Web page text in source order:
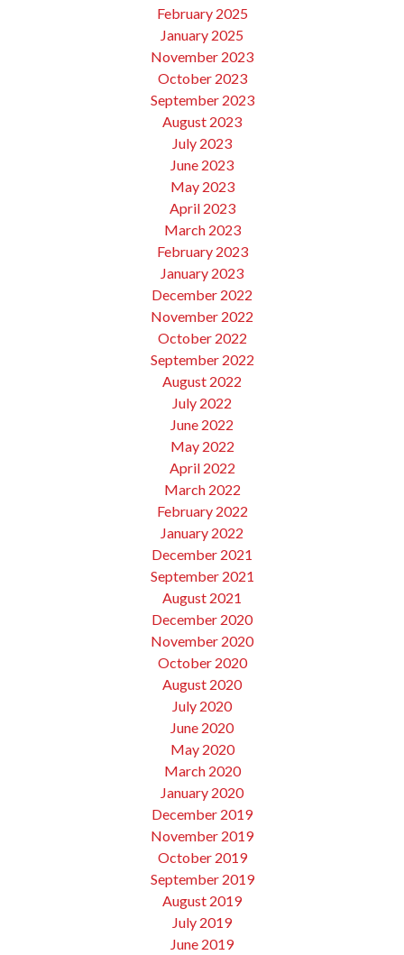
February 2025
January 2025
November 2023
October 2023
September 2023
August 2023
July 2023
June 2023
May 2023
April 2023
March 2023
February 2023
January 2023
December 2022
November 2022
October 2022
September 2022
August 2022
July 2022
June 2022
May 2022
April 2022
March 2022
February 2022
January 2022
December 2021
September 2021
August 2021
December 2020
November 2020
October 2020
August 2020
July 2020
June 2020
May 2020
March 2020
January 2020
December 2019
November 2019
October 2019
September 2019
August 2019
July 2019
June 2019